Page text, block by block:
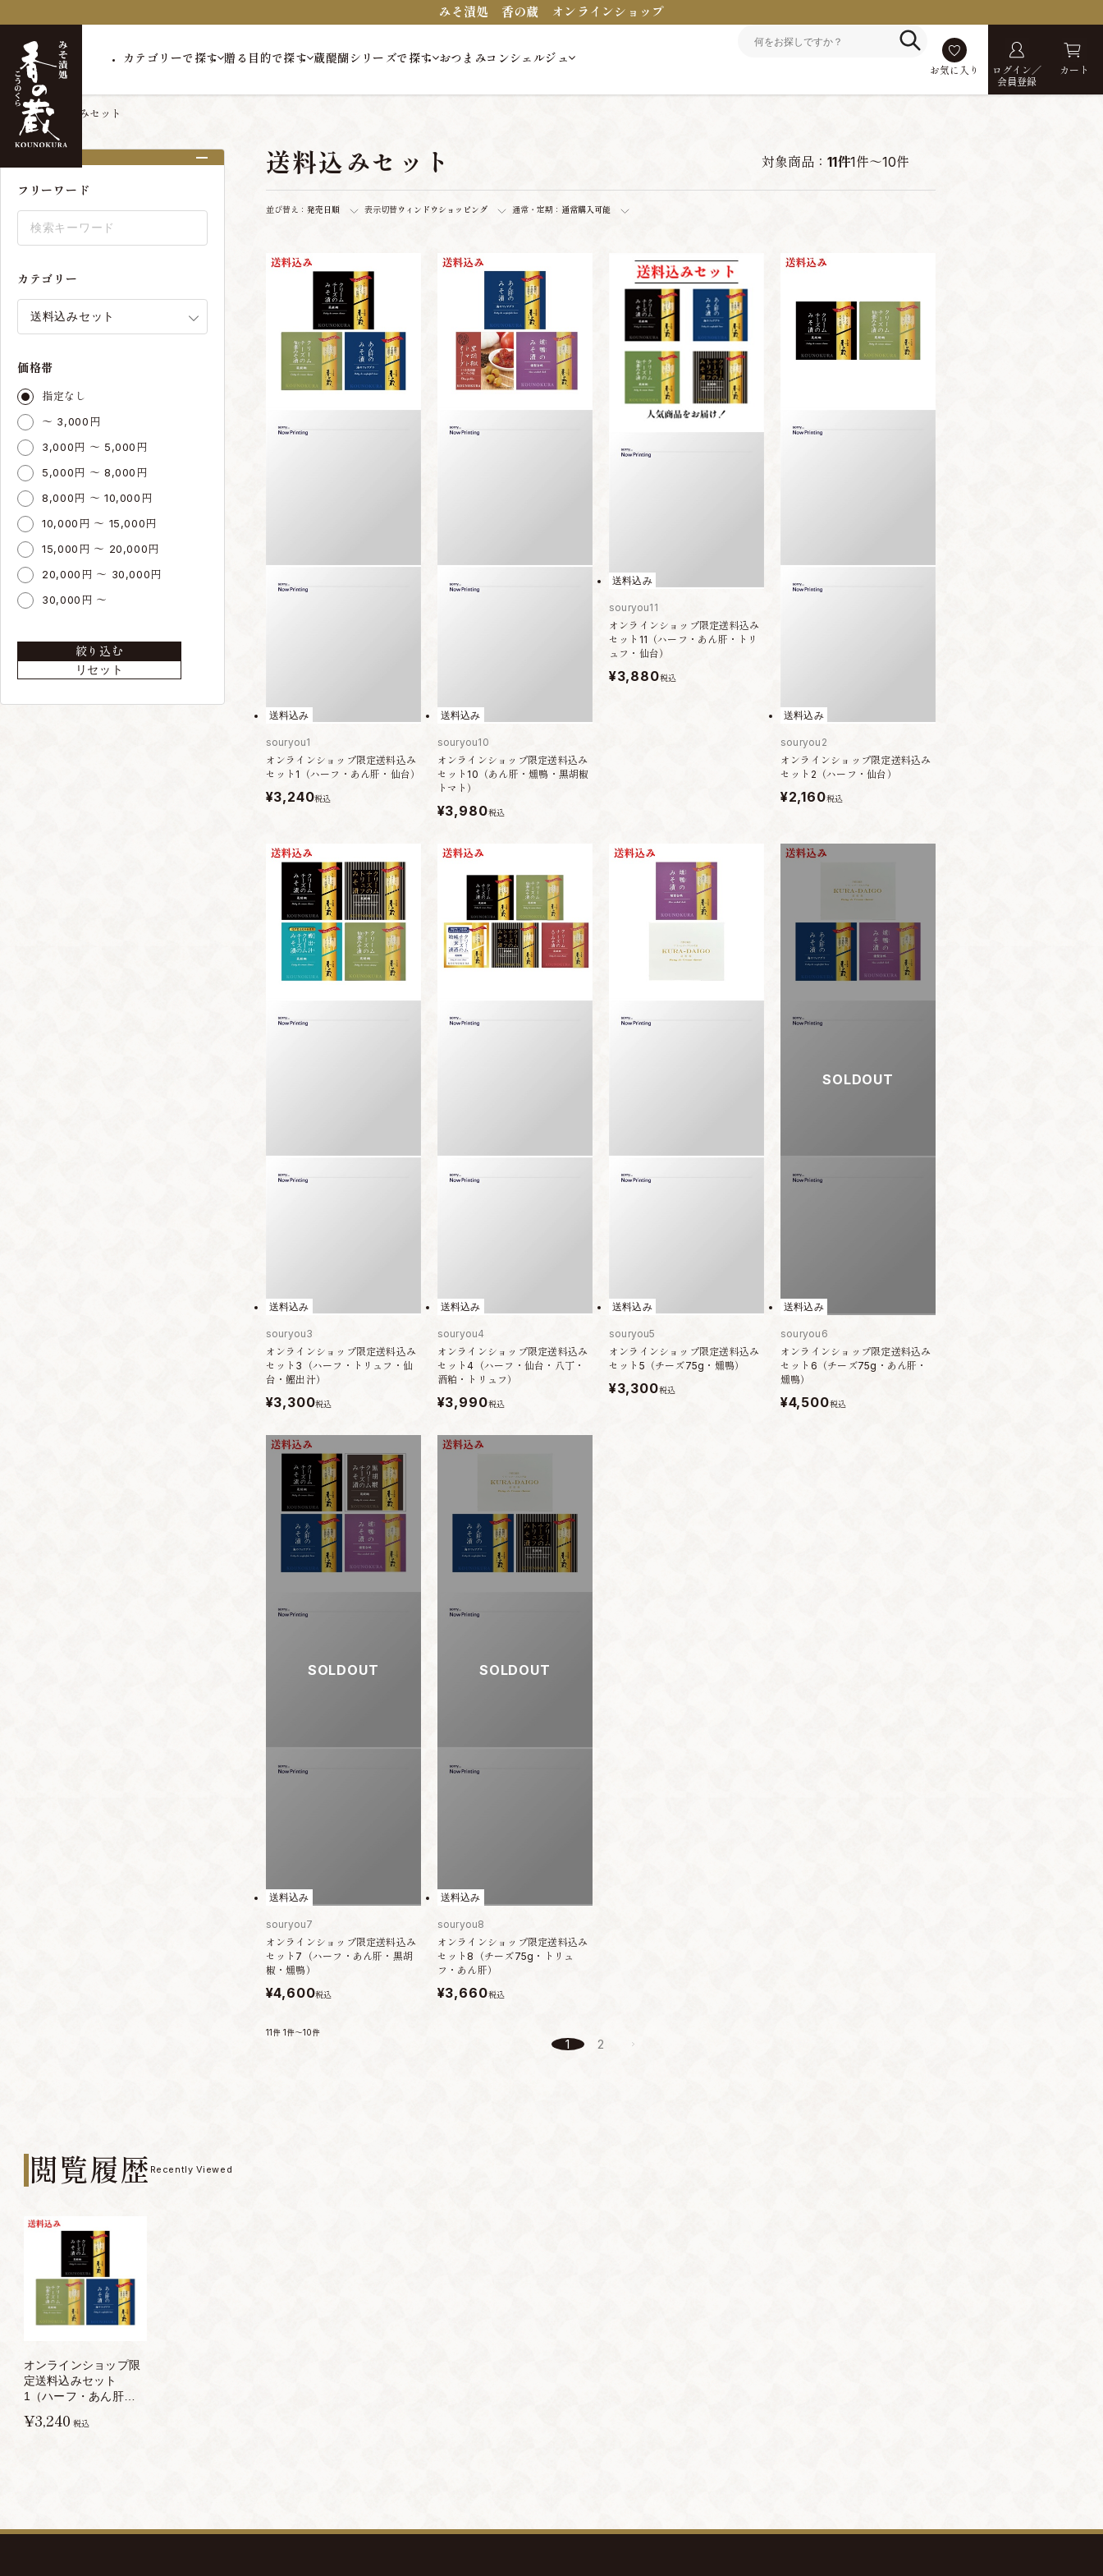
みそ漬処 香の蔵 オンラインショップ
カテゴリーで探す 贈る目的で探す 蔵醍醐シリーズで探す おつまみコンシェルジュ
お気に入り
ログイン／
会員登録
カート
トップ 送料込みセット
フリーワード
カテゴリー
価格帯
指定なし
～ 3,000円
3,000円 ～ 5,000円
5,000円 ～ 8,000円
8,000円 ～ 10,000円
10,000円 ～ 15,000円
15,000円 ～ 20,000円
20,000円 ～ 30,000円
30,000円 ～
絞り込む
リセット
送料込みセット 対象商品： 11件1件～10件
並び替え： 発売日順 表示切替 ウィンドウショッピング 通常・定期： 通常購入可能
送料込み
souryou1
オンラインショップ限定送料込み
セット1（ハーフ・あん肝・仙台）
¥3,240税込
送料込み
souryou10
オンラインショップ限定送料込み
セット10（あん肝・燻鴨・黒胡椒
トマト）
¥3,980税込
送料込み
souryou11
オンラインショップ限定送料込み
セット11（ハーフ・あん肝・トリ
ュフ・仙台）
¥3,880税込
送料込み
souryou2
オンラインショップ限定送料込み
セット2（ハーフ・仙台）
¥2,160税込
送料込み
souryou3
オンラインショップ限定送料込み
セット3（ハーフ・トリュフ・仙
台・鰹出汁）
¥3,300税込
送料込み
souryou4
オンラインショップ限定送料込み
セット4（ハーフ・仙台・八丁・
酒粕・トリュフ）
¥3,990税込
送料込み
souryou5
オンラインショップ限定送料込み
セット5（チーズ75g・燻鴨）
¥3,300税込
SOLDOUT
送料込み
souryou6
オンラインショップ限定送料込み
セット6（チーズ75g・あん肝・
燻鴨）
¥4,500税込
SOLDOUT
送料込み
souryou7
オンラインショップ限定送料込み
セット7（ハーフ・あん肝・黒胡
椒・燻鴨）
¥4,600税込
SOLDOUT
送料込み
souryou8
オンラインショップ限定送料込み
セット8（チーズ75g・トリュ
フ・あん肝）
¥3,660税込
11件 1件～10件
1 2
閲覧履歴 Recently Viewed
オンラインショップ限
定送料込みセット
1（ハーフ・あん肝・
¥3,240 税込